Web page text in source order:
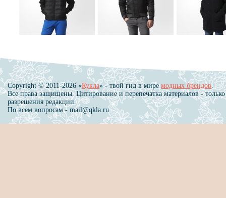
Copyright © 2011-2026 «Кукла» - твой гид в миремодных брендов.
Все права защищены. Цитирование и перепечатка материалов - только
разрешения редакции.
По всем вопросам - mail@qkla.ru